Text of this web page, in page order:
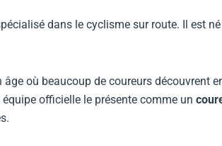
dans le cyclisme sur route. Il est
âge où beaucoup de coureurs
officielle le présente comme un